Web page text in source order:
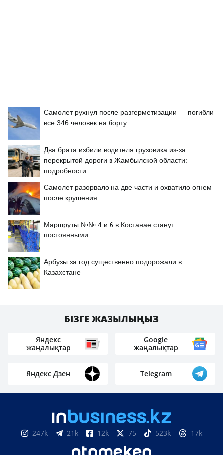
Самолет рухнул после разгерметизации — погибли
все 346 человек на борту
Два брата избили водителя грузовика из-за
перекрытой дороги в Жамбылской области:
подробности
Самолет разорвало на две части и охватило огнем
после крушения
Маршруты №№ 4 и 6 в Костанае станут
постоянными
Арбузы за год существенно подорожали в
Казахстане
БІЗГЕ ЖАЗЫЛЫҢЫЗ
Яндекс
жаңалықтар
Google
жаңалықтар
Яндекс Дзен Telegram
247k 21k 12k 75 523k 17k